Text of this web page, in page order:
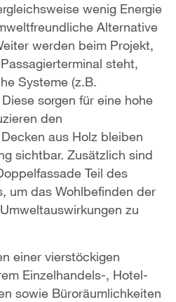
wenig Energie
Alternative
werden beim Projekt,
steht,
Systeme (z.B.
sorgen für eine hohe
den
aus Holz bleiben
sichtbar. Zusätzlich sind
Teil des
um das Wohlbefinden der
zu
einer vierstöckigen
Einzelhandels-, Hotel-
sowie Büroräumlichkeiten